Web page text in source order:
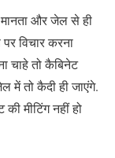
मानता और जेल से ही
विचार करना
चाहे तो कैबिनेट
में तो कैदी ही जाएंगे.
मीटिंग नहीं हो